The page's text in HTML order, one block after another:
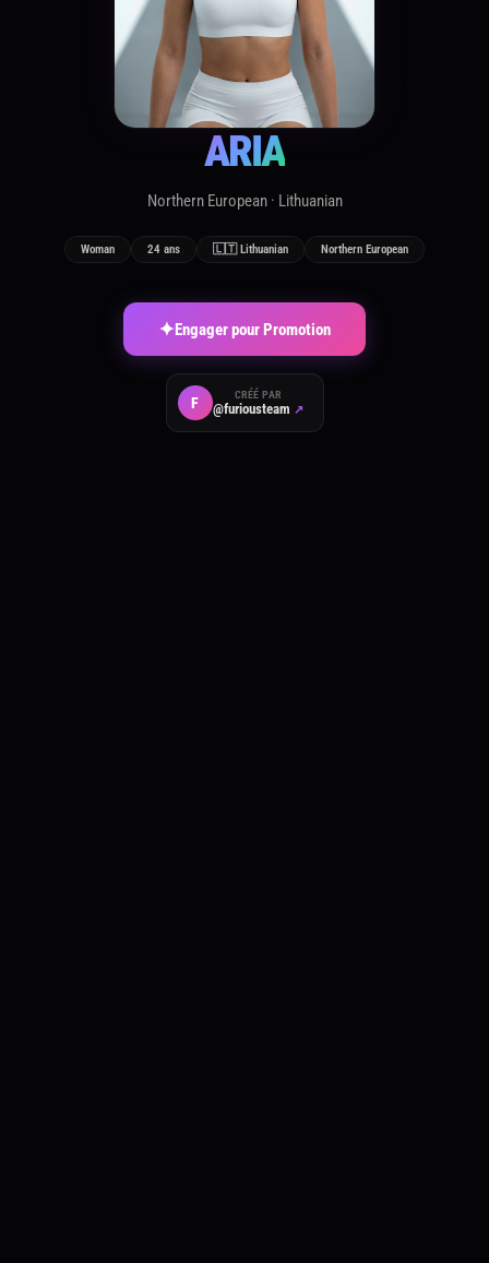
ARIA
Northern European · Lithuanian
Woman 24 ans 🇱🇹 Lithuanian Northern European
✦Engager pour Promotion
F CRÉÉ PAR
@furiousteam ↗